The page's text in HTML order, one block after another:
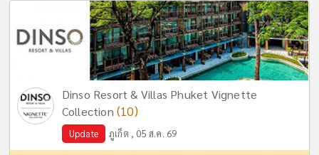
Dinso Resort & Villas Phuket Vignette
Collection (10)
Update ภูเก็ต , 05 ส.ค. 69